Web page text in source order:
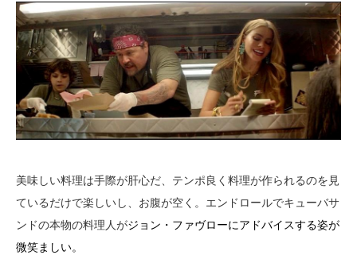
美味しい料理は手際が肝心だ、テンポ良く料理が作られるのを見
ているだけで楽しいし、お腹が空く。エンドロールでキューバサ
ンドの本物の料理人がジョン・ファヴローにアドバイスする姿が
微笑ましい。